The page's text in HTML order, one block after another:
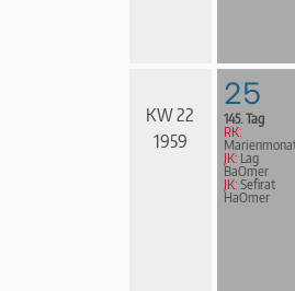
KW 22
1959
25
145. Tag
RK:
JK: Lag
BaOmer
JK: Sefirat
HaOmer